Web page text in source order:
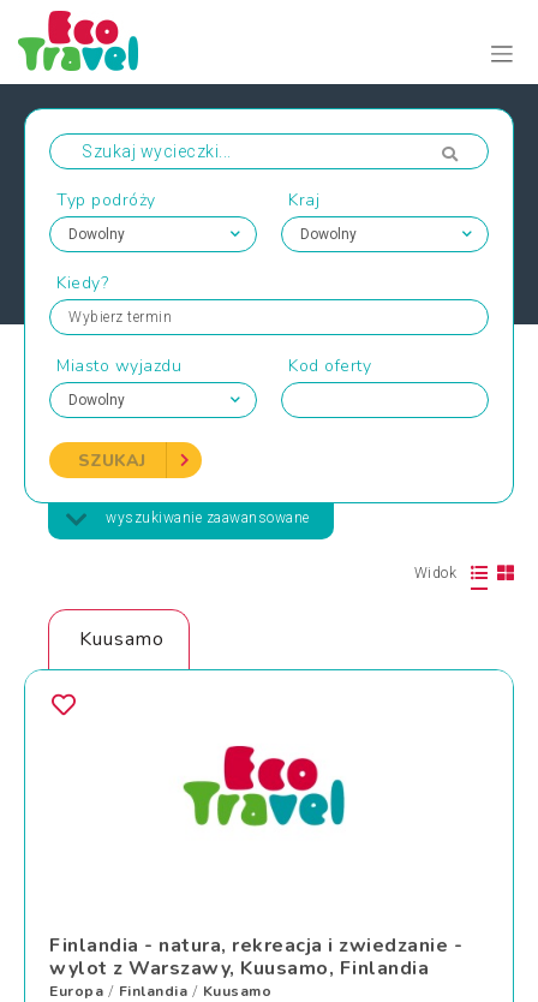
Typ podróży Kraj
Kiedy?
Wybierz termin
Miasto wyjazdu Kod oferty
SZUKAJ
wyszukiwanie zaawansowane
Widok
Kuusamo
Finlandia - natura, rekreacja i zwiedzanie -
wylot z Warszawy, Kuusamo, Finlandia
Europa / Finlandia / Kuusamo